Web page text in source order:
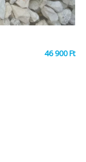
46 900Ft